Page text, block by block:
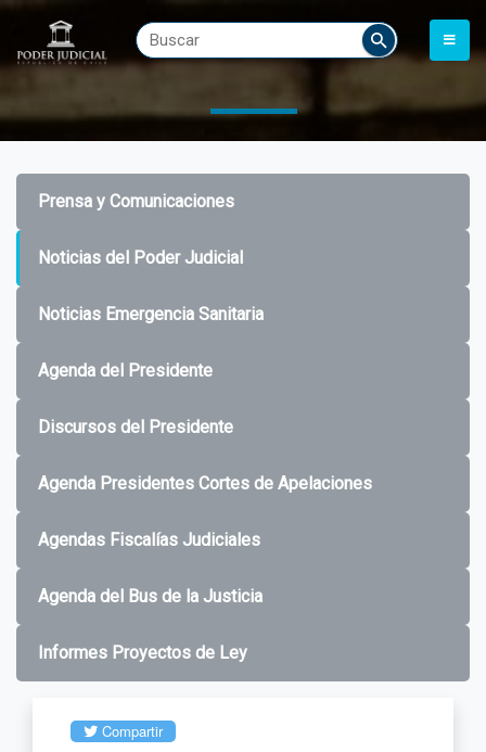
Prensa y Comunicaciones
Noticias del Poder Judicial
Noticias Emergencia Sanitaria
Agenda del Presidente
Discursos del Presidente
Agenda Presidentes Cortes de Apelaciones
Agendas Fiscalías Judiciales
Agenda del Bus de la Justicia
Informes Proyectos de Ley
Compartir